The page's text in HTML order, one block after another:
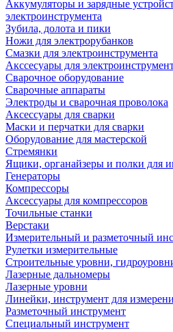
Аккумуляторы и зарядные
электроинструмента
Зубила, долота и пики
Ножи для электрорубанков
Смазки для электроинструмента
Акссесуары для
Сварочное оборудование
Сварочные аппараты
Электроды и сварочная проволока
Аксессуары для сварки
Маски и перчатки для сварки
Оборудование для мастерской
Стремянки
Ящики, органайзеры и полки для
Генераторы
Компрессоры
Аксессуары для компрессоров
Точильные станки
Верстаки
Измерительный и разметочный
Рулетки измерительные
Строительные уровни,
Лазерные дальномеры
Лазерные уровни
Линейки, инструмент для
Разметочный инструмент
Специальный инструмент